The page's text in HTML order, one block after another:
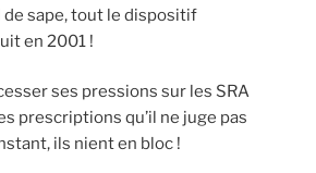
de sape, tout le dispositif
en 2001 !
ses pressions sur les SRA
prescriptions qu’il ne juge pas
ils nient en bloc !